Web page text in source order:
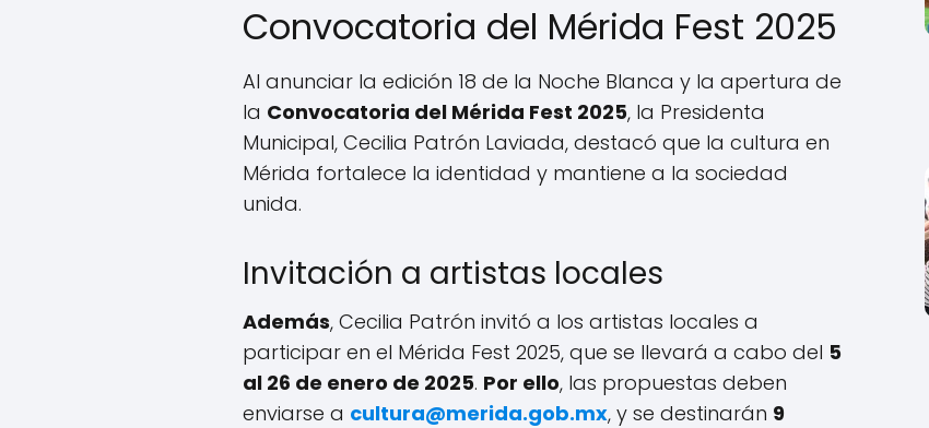
Convocatoria del Mérida Fest 2025
Al anunciar la edición 18 de la Noche Blanca y la apertura de
la Convocatoria del Mérida Fest 2025, la Presidenta
Municipal, Cecilia Patrón Laviada, destacó que la cultura en
Mérida fortalece la identidad y mantiene a la sociedad
unida.
Invitación a artistas locales
Además, Cecilia Patrón invitó a los artistas locales a
participar en el Mérida Fest 2025, que se llevará a cabo del 5
al 26 de enero de 2025. Por ello, las propuestas deben
enviarse a cultura@merida.gob.mx, y se destinarán 9